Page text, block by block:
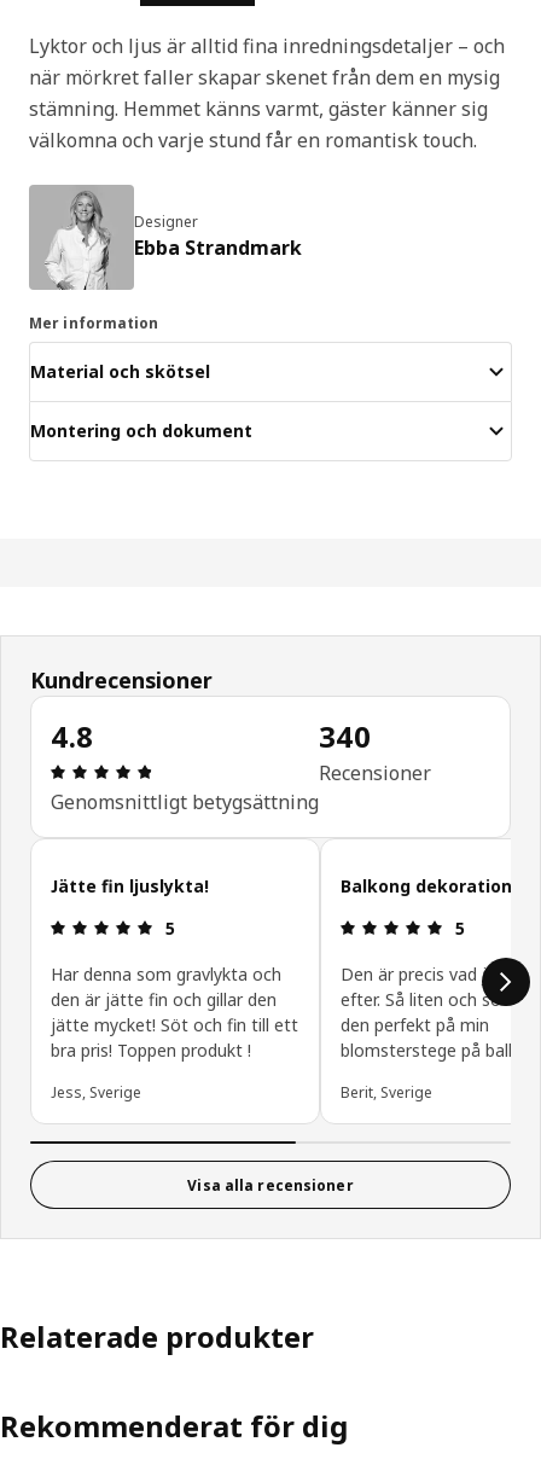
Lyktor och ljus är alltid fina inredningsdetaljer – och
när mörkret faller skapar skenet från dem en mysig
stämning. Hemmet känns varmt, gäster känner sig
välkomna och varje stund får en romantisk touch.
Designer
Ebba Strandmark
Mer information
Material och skötsel
Montering och dokument
Kundrecensioner
4.8
Recension: 4.8 / 5 stjärnor. Totalt antal
Genomsnittligt betygsättning
340
Recensioner
Hoppa över kundrecensioner
Jätte fin ljuslykta!
Recension: 5 / 5 stjärnor.
5
Har denna som gravlykta och
den är jätte fin och gillar den
jätte mycket! Söt och fin till ett
bra pris! Toppen produkt !
Jess, Sverige
Balkong dekoration
5
Den är precis vad jag
efter. Så liten och söt
den perfekt på min
blomsterstege på
Berit, Sverige
Visa alla recensioner
Relaterade produkter
Rekommenderat för dig